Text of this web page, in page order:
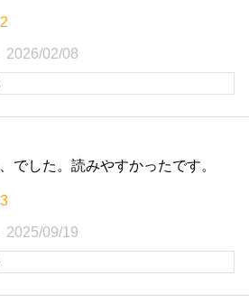
2026/02/08
でした。読みやすかったです。
2025/09/19